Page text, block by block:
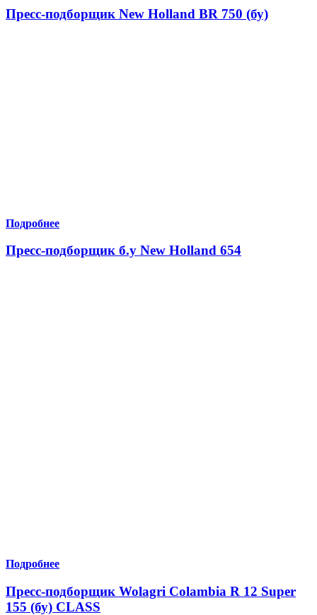
Пресс-подборщик New Holland BR 750 (бу)
Подробнее
Пресс-подборщик б.у New Holland 654
Подробнее
Пресс-подборщик Wolagri Colambia R 12 Super
155 (бу) CLASS